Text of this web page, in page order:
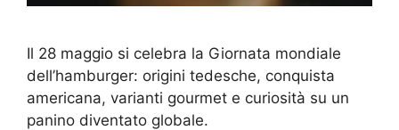
Il 28 maggio si celebra la Giornata mondiale
dell’hamburger: origini tedesche, conquista
americana, varianti gourmet e curiosità su un
panino diventato globale.